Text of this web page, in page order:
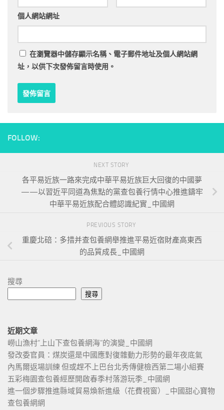
個人網站網址
在瀏覽器中儲存顯示名稱、電子郵件地址及個人網站網
址，以供下次發佈留言時使用。
FOLLOW:
NEXT STORY
各平易近族一路來完成中華平易近族巨大回復的中國夢
——以習近平同道為焦點的黨查包養行情中心推進鑄牢
中華平易近族配合體認識紀實_中國網
PREVIOUS STORY
重慶北碚：多措并查包養網舉推進平易近宿財產高東西
的品質成長_中國網
搜尋
搜尋
近期文章
嶗山漁村“上山下查包養網海”的演變_中國網
發改委官員：煤炭還是中國應對復雜動力形勢的最年夜底氣
內馬爾返場訓練 但或趕不上巴台北秀傳健檢西第二場小組賽
五彩梅園查包養經歷開啟春季村落游玩季_中國網
進一個步驟推進縣域貿易煥新進級（花費視窗）_中國甜心寶物
查包養網網